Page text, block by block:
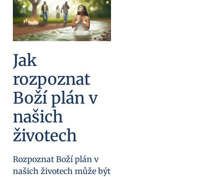
Jak
rozpoznat
Boží plán v
našich
životech
Rozpoznat Boží plán v
našich životech může být